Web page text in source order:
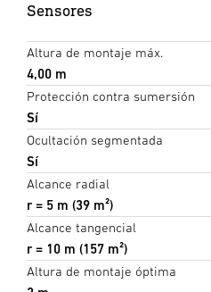
Sensores
Altura de montaje máx.
4,00 m
Protección contra sumersión
Sí
Ocultación segmentada
Sí
Alcance radial
r = 5 m (39 m²)
Alcance tangencial
r = 10 m (157 m²)
Altura de montaje óptima